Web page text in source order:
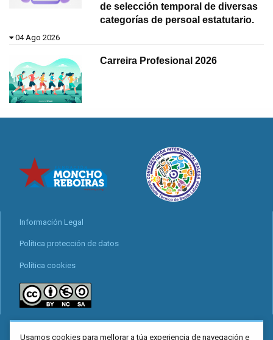
de selección temporal de diversas
categorías de persoal estatutario.
04 Ago 2026
Carreira Profesional 2026
Información Legal
Política protección de datos
Política cookies
Usamos cookies para mellorar a túa experiencia de navegación e